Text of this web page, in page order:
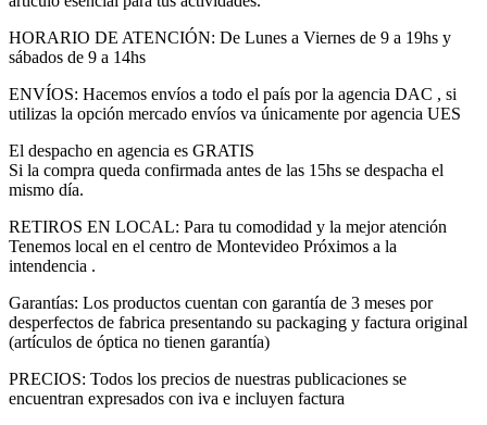
HORARIO DE ATENCIÓN: De Lunes a Viernes de 9 a 19hs y
sábados de 9 a 14hs
ENVÍOS: Hacemos envíos a todo el país por la agencia DAC , si
utilizas la opción mercado envíos va únicamente por agencia UES
El despacho en agencia es GRATIS
Si la compra queda confirmada antes de las 15hs se despacha el
mismo día.
RETIROS EN LOCAL: Para tu comodidad y la mejor atención
Tenemos local en el centro de Montevideo Próximos a la
intendencia .
Garantías: Los productos cuentan con garantía de 3 meses por
desperfectos de fabrica presentando su packaging y factura original
(artículos de óptica no tienen garantía)
PRECIOS: Todos los precios de nuestras publicaciones se
encuentran expresados con iva e incluyen factura